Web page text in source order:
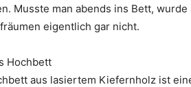
Musste man abends ins Bett,
eigentlich gar nicht.
Hochbett
aus lasiertem Kiefernholz ist